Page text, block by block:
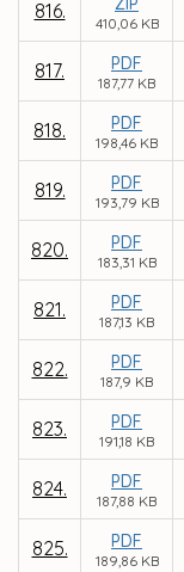
816.
410,06 KB
817. PDF
187,77 KB
818. PDF
198,46 KB
819. PDF
193,79 KB
820. PDF
183,31 KB
821. PDF
187,13 KB
822. PDF
187,9 KB
823. PDF
191,18 KB
824. PDF
187,88 KB
825. PDF
189,86 KB